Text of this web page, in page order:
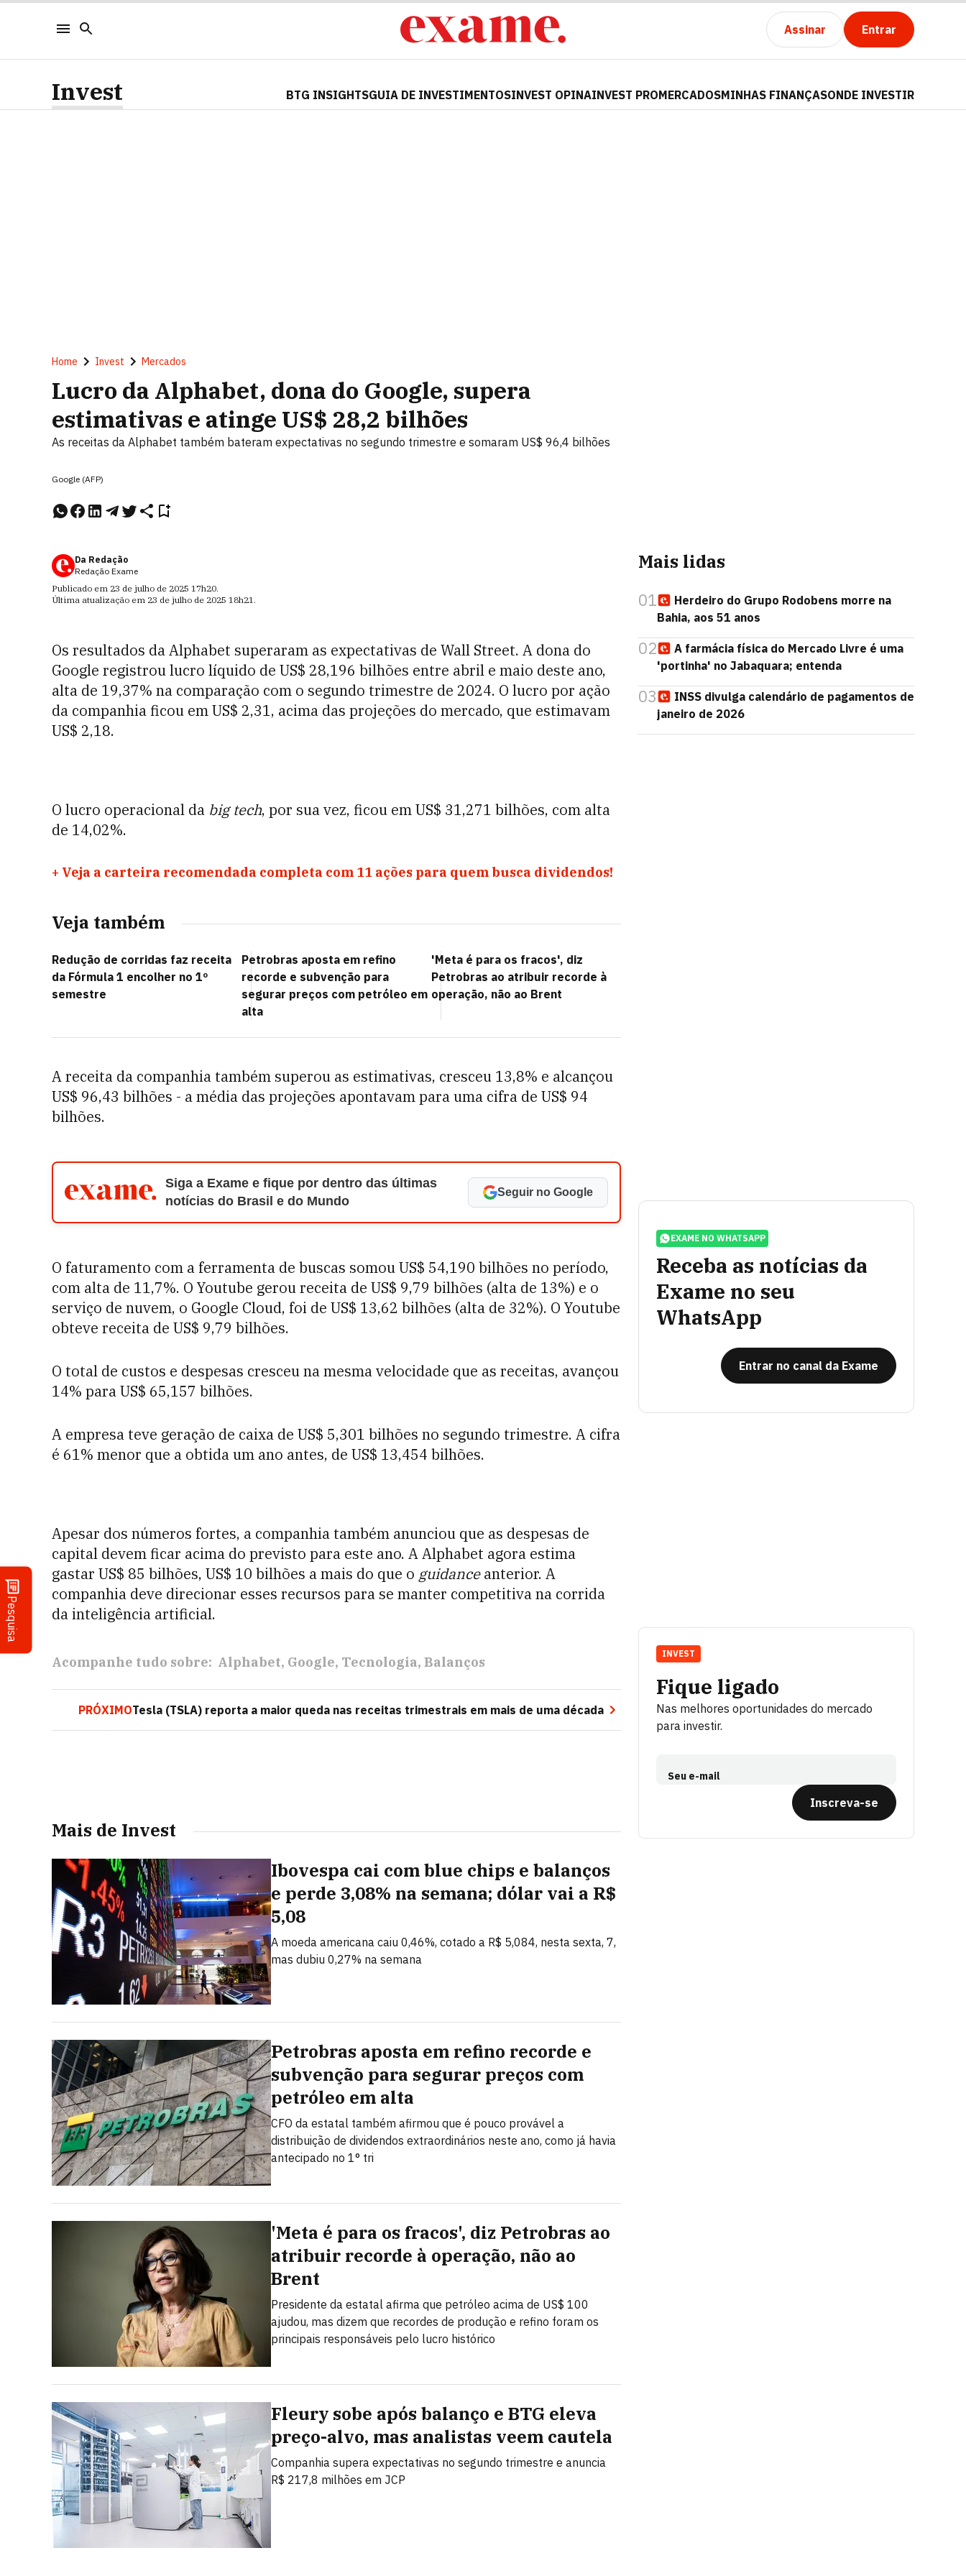
Assinar Entrar
Pesquisa
Invest BTG INSIGHTSGUIA DE INVESTIMENTOSINVEST OPINAINVEST PROMERCADOSMINHAS FINANÇASONDE INVESTIR
Home Invest Mercados
Lucro da Alphabet, dona do Google, supera
estimativas e atinge US$ 28,2 bilhões
As receitas da Alphabet também bateram expectativas no segundo trimestre e somaram US$ 96,4 bilhões
Google (AFP)
Da Redação
Redação Exame
Publicado em 23 de julho de 2025 17h20.
Última atualização em 23 de julho de 2025 18h21.
Os resultados da Alphabet superaram as expectativas de Wall Street. A dona do
Google registrou lucro líquido de US$ 28,196 bilhões entre abril e maio deste ano,
alta de 19,37% na comparação com o segundo trimestre de 2024. O lucro por ação
da companhia ficou em US$ 2,31, acima das projeções do mercado, que estimavam
US$ 2,18.
O lucro operacional da big tech, por sua vez, ficou em US$ 31,271 bilhões, com alta
de 14,02%.
+ Veja a carteira recomendada completa com 11 ações para quem busca dividendos!
Veja também
Redução de corridas faz receita
da Fórmula 1 encolher no 1º
semestre
Petrobras aposta em refino
recorde e subvenção para
segurar preços com petróleo em
alta
'Meta é para os fracos', diz
Petrobras ao atribuir recorde à
operação, não ao Brent
A receita da companhia também superou as estimativas, cresceu 13,8% e alcançou
US$ 96,43 bilhões - a média das projeções apontavam para uma cifra de US$ 94
bilhões.
Siga a Exame e fique por dentro das últimas
notícias do Brasil e do Mundo
Seguir no Google
O faturamento com a ferramenta de buscas somou US$ 54,190 bilhões no período,
com alta de 11,7%. O Youtube gerou receita de US$ 9,79 bilhões (alta de 13%) e o
serviço de nuvem, o Google Cloud, foi de US$ 13,62 bilhões (alta de 32%). O Youtube
obteve receita de US$ 9,79 bilhões.
O total de custos e despesas cresceu na mesma velocidade que as receitas, avançou
14% para US$ 65,157 bilhões.
A empresa teve geração de caixa de US$ 5,301 bilhões no segundo trimestre. A cifra
é 61% menor que a obtida um ano antes, de US$ 13,454 bilhões.
Apesar dos números fortes, a companhia também anunciou que as despesas de
capital devem ficar acima do previsto para este ano. A Alphabet agora estima
gastar US$ 85 bilhões, US$ 10 bilhões a mais do que o guidanceanterior. A
companhia deve direcionar esses recursos para se manter competitiva na corrida
da inteligência artificial.
Acompanhe tudo sobre: Alphabet Google Tecnologia Balanços
PRÓXIMOTesla (TSLA) reporta a maior queda nas receitas trimestrais em mais de uma década
Mais de Invest
Ibovespa cai com blue chips e balanços
e perde 3,08% na semana; dólar vai a R$
5,08
A moeda americana caiu 0,46%, cotado a R$ 5,084, nesta sexta, 7,
mas dubiu 0,27% na semana
Petrobras aposta em refino recorde e
subvenção para segurar preços com
petróleo em alta
CFO da estatal também afirmou que é pouco provável a
distribuição de dividendos extraordinários neste ano, como já havia
antecipado no 1° tri
'Meta é para os fracos', diz Petrobras ao
atribuir recorde à operação, não ao
Brent
Presidente da estatal afirma que petróleo acima de US$ 100
ajudou, mas dizem que recordes de produção e refino foram os
principais responsáveis pelo lucro histórico
Fleury sobe após balanço e BTG eleva
preço-alvo, mas analistas veem cautela
Companhia supera expectativas no segundo trimestre e anuncia
R$ 217,8 milhões em JCP
Mais lidas
01
Herdeiro do Grupo Rodobens morre na
Bahia, aos 51 anos
02
A farmácia física do Mercado Livre é uma
'portinha' no Jabaquara; entenda
03
INSS divulga calendário de pagamentos de
janeiro de 2026
EXAME NO WHATSAPP
Receba as notícias da
Exame no seu
WhatsApp
Entrar no canal da Exame
Fique ligado
Nas melhores oportunidades do mercado
para investir.
Seu e-mail
Inscreva-se
INVEST